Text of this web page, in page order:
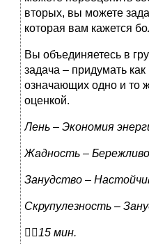
вторых, вы можете
которая вам кажется
Вы объединяетесь в
задача – придумать
означающих одно и то
оценкой.
Лень – Экономия
Жадность –
Занудство –
Скрупулезность –
15 мин.